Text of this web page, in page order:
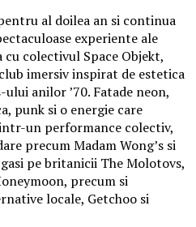
al doilea an si continua
experiente ale
colectivul Space Objekt,
imersiv inspirat de estetica
anilor ’70. Fatade neon,
punk si o energie care
un performance colectiv,
precum Madam Wong’s si
pe britanicii The Molotovs,
precum si
locale, Getchoo si